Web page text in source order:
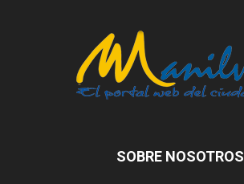
SOBRE NOSOTROS